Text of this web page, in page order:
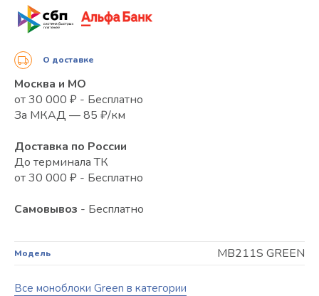
Модель MB211S GREEN
Все моноблоки Green в категории
О доставке
Москва и МО
от 30 000 ₽ - Бесплатно
За МКАД — 85 ₽/км
Доставка по России
До терминала ТК
от 30 000 ₽ - Бесплатно
Самовывоз - Бесплатно